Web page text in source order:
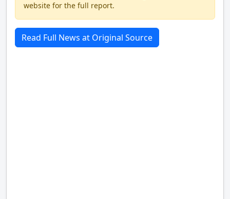
website for the full report.
Read Full News at Original Source